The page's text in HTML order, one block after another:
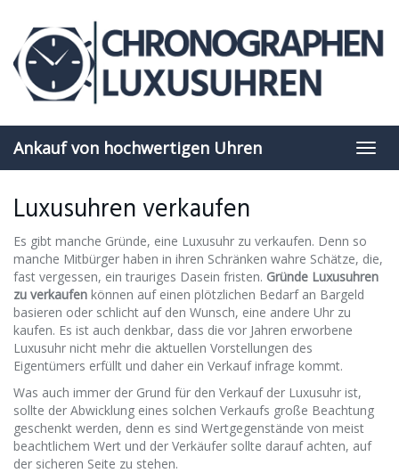
main
content
Ankauf von hochwertigen Uhren
Luxusuhren verkaufen
Es gibt manche Gründe, eine Luxusuhr zu verkaufen. Denn so
manche Mitbürger haben in ihren Schränken wahre Schätze, die,
fast vergessen, ein trauriges Dasein fristen. Gründe Luxusuhren
zu verkaufen können auf einen plötzlichen Bedarf an Bargeld
basieren oder schlicht auf den Wunsch, eine andere Uhr zu
kaufen. Es ist auch denkbar, dass die vor Jahren erworbene
Luxusuhr nicht mehr die aktuellen Vorstellungen des
Eigentümers erfüllt und daher ein Verkauf infrage kommt.
Was auch immer der Grund für den Verkauf der Luxusuhr ist,
sollte der Abwicklung eines solchen Verkaufs große Beachtung
geschenkt werden, denn es sind Wertgegenstände von meist
beachtlichem Wert und der Verkäufer sollte darauf achten, auf
der sicheren Seite zu stehen.